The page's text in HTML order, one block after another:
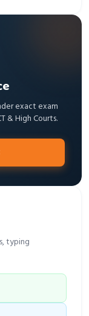
exact exam
& High Courts.
typing